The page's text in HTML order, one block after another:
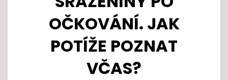
OČKOVÁNÍ. JAK
POTÍŽE POZNAT
VČAS?